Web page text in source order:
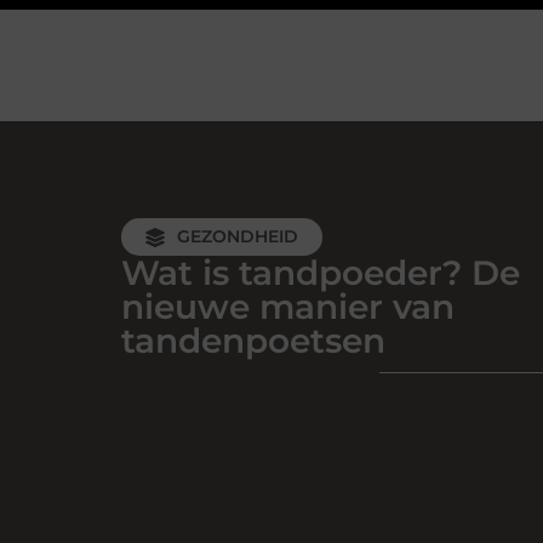
GEZONDHEID
Wat is tandpoeder? De
nieuwe manier van
tandenpoetsen